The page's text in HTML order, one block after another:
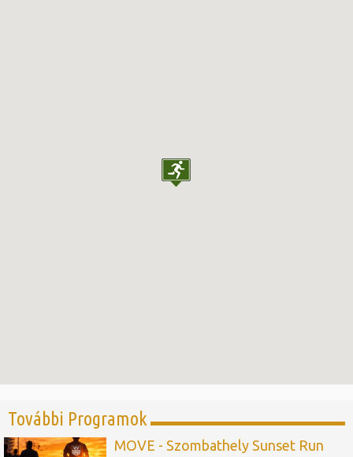
További Programok
MOVE - Szombathely Sunset Run